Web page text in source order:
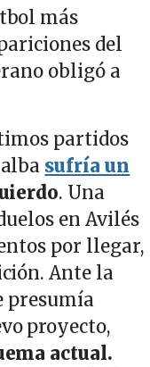
más
del
obligó a
partidos
sufría un
. Una
en Avilés
por llegar,
Ante la
presumía
proyecto,
actual.